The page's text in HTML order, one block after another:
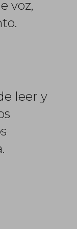
voz,
leer y